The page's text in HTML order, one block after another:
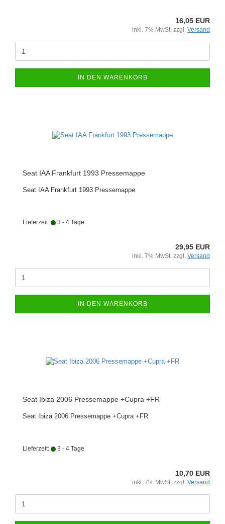
16,05 EUR
inkl. 7% MwSt. zzgl. Versand
IN DEN WARENKORB
Seat IAA Frankfurt 1993 Pressemappe
Seat IAA Frankfurt 1993 Pressemappe
Lieferzeit: 3 - 4 Tage
29,95 EUR
inkl. 7% MwSt. zzgl. Versand
IN DEN WARENKORB
Seat Ibiza 2006 Pressemappe +Cupra +FR
Seat Ibiza 2006 Pressemappe +Cupra +FR
Lieferzeit: 3 - 4 Tage
10,70 EUR
inkl. 7% MwSt. zzgl. Versand